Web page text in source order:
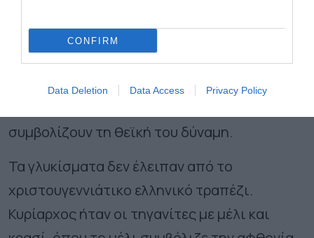
CONFIRM
Data Deletion Data Access Privacy Policy
ζυμώνεται πάντα με τα εκλεκτότερα υλικά
(λεπτοκοσκινισμένο σιταρένιο αλεύρι,
ξηρούς καρπούς, σησάμι, μπαχαρικά) και
συμβολίζουν τη θεϊκή του δύναμη.
Τα γλυκίσματα δεν έλειπαν από το
χριστουγεννιάτικο ελληνικό τραπέζι.
Κυρίαρχος ήταν οι τηγανίτες με μέλι και